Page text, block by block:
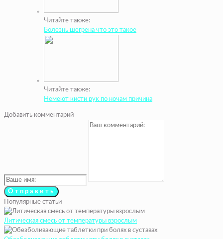
Читайте также:
Болезнь шегрена что это такое
Читайте также:
Немеют кисти рук по ночам причина
Добавить комментарий
Популярные статьи
Литическая смесь от температуры взрослым